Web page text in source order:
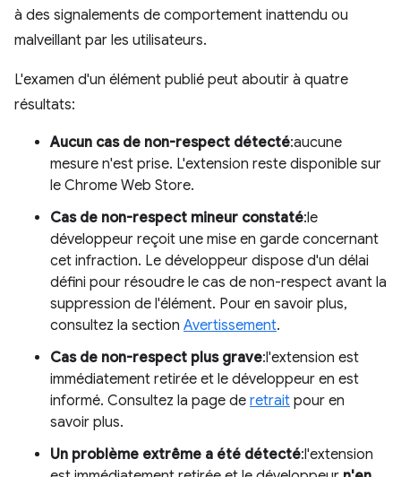
à des signalements de comportement inattendu ou
malveillant par les utilisateurs.
L'examen d'un élément publié peut aboutir à quatre
résultats:
Aucun cas de non-respect détecté:aucune
mesure n'est prise. L'extension reste disponible sur
le Chrome Web Store.
Cas de non-respect mineur constaté:le
développeur reçoit une mise en garde concernant
cet infraction. Le développeur dispose d'un délai
défini pour résoudre le cas de non-respect avant la
suppression de l'élément. Pour en savoir plus,
consultez la section Avertissement.
Cas de non-respect plus grave:l'extension est
immédiatement retirée et le développeur en est
informé. Consultez la page de retrait pour en
savoir plus.
Un problème extrême a été détecté:l'extension